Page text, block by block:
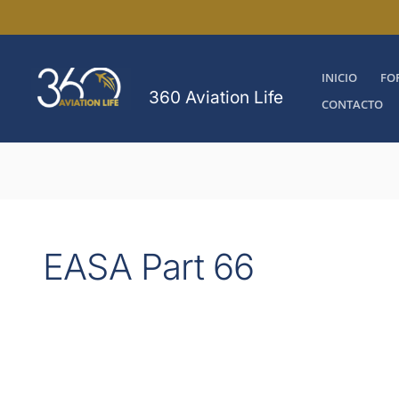
al
contenido
360 Aviation Life
INICIO
CONTACTO
EASA Part 66